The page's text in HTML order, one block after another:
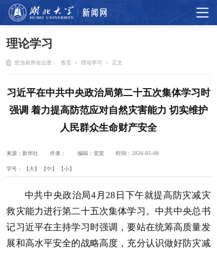
理论学习
您当前所在位置： 首页 > 理论学习 > 正文
习近平在中共中央政治局第二十五次集体学习时
强调 着力提高防范应对自然灾害能力 切实维护
人民群众生命财产安全
来源：新华社 作者： 编辑：党宣 时间：2026-05-08
字号： 【大】 【中】 【小】
中共中央政治局4月28日下午就提高防灾减灾
救灾能力进行第二十五次集体学习。中共中央总书
记习近平在主持学习时强调，要站在统筹高质量发
展和高水平安全的战略高度，充分认识做好防灾减